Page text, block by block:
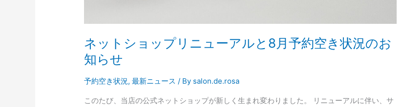
ネットショップリニューアルと8月予約空き状況のお
知らせ
予約空き状況,最新ニュース / By salon.de.rosa
このたび、当店の公式ネットショップが新しく生まれ変わりました。 リニューアルに伴い、サ
き
状
況
の
知